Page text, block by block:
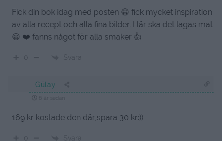
Fick din bok idag med posten 😀 fick mycket inspiration
av alla recept och alla fina bilder. Här ska det lagas mat
😀 ❤️ fanns något för alla smaker 👍
Svara
Gülay
169 kr kostade den där,spara 30 kr:))
Svara